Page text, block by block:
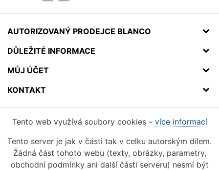
AUTORIZOVANÝ PRODEJCE BLANCO
DŮLEŽITÉ INFORMACE
MŮJ ÚČET
KONTAKT
Tento web využívá soubory cookies – více informací
Tento server je jak v části tak v celku autorským dílem.
Žádná část tohoto webu (texty, obrázky, parametry,
obchodní podmínky ani další části serveru) nesmí být